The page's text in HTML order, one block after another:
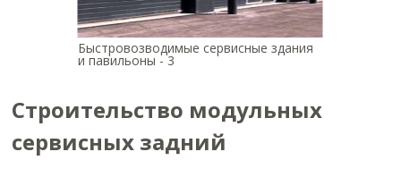
Быстровозводимые сервисные здания
и павильоны - 3
Строительство модульных
сервисных задний